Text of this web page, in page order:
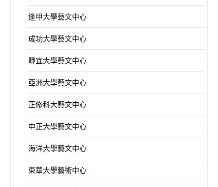
逢甲大學藝文中心
成功大學藝文中心
靜宜大學藝文中心
亞洲大學藝文中心
正修科大藝文中心
中正大學藝文中心
海洋大學藝文中心
東華大學藝術中心